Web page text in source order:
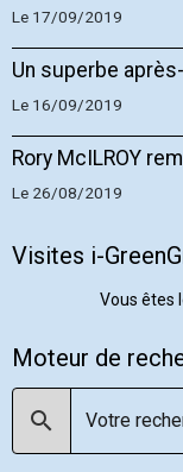
Le 17/09/2019
Un superbe
Le 16/09/2019
Rory McILROY
Le 26/08/2019
Visites i-
Vous êtes
Moteur de